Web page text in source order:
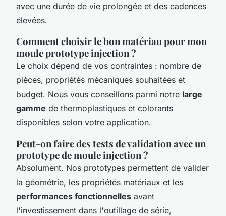
avec une durée de vie prolongée et des cadences
élevées.
Comment choisir le bon matériau pour mon
moule prototype injection ?
Le choix dépend de vos contraintes : nombre de
pièces, propriétés mécaniques souhaitées et
budget. Nous vous conseillons parmi notre large
gamme de thermoplastiques et colorants
disponibles selon votre application.
Peut-on faire des tests de validation avec un
prototype de moule injection ?
Absolument. Nos prototypes permettent de valider
la géométrie, les propriétés matériaux et les
performances fonctionnelles avant
l'investissement dans l'outillage de série,